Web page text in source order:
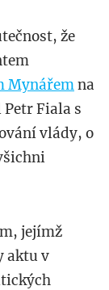
že
Mynářemna
Fiala s
vlády, o
jejímž
aktu v